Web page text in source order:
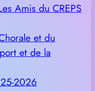
Amis du CREPS
et du
et de la
2026